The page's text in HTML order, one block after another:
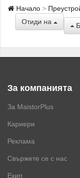
Начало
Отиди на
За компанията
За MaistorPlus
Кариери
Реклама
Свържете се с нас
Екип